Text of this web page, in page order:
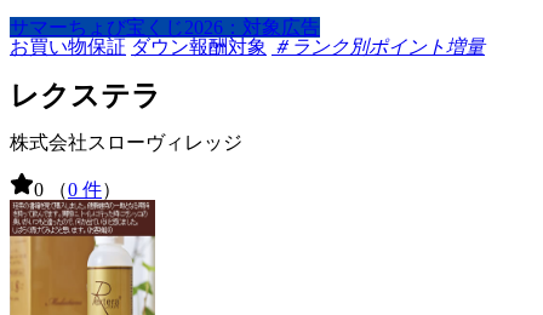
サマーちょび宝くじ2026：対象広告
お買い物保証 ダウン報酬対象 ＃ランク別ポイント増量
レクステラ
株式会社スローヴィレッジ
0 （0 件）